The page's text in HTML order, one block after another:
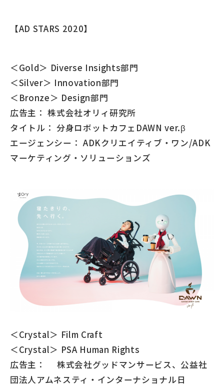
【AD STARS 2020】
＜Gold＞ Diverse Insights部門
＜Silver＞ Innovation部門
＜Bronze＞ Design部門
広告主： 株式会社オリィ研究所
タイトル： 分身ロボットカフェDAWN ver.β
エージェンシー： ADKクリエイティブ・ワン/ADK
マーケティング・ソリューションズ
＜Crystal＞ Film Craft
＜Crystal＞ PSA Human Rights
広告主： 株式会社グッドマンサービス、公益社
団法人アムネスティ・インターナショナル日